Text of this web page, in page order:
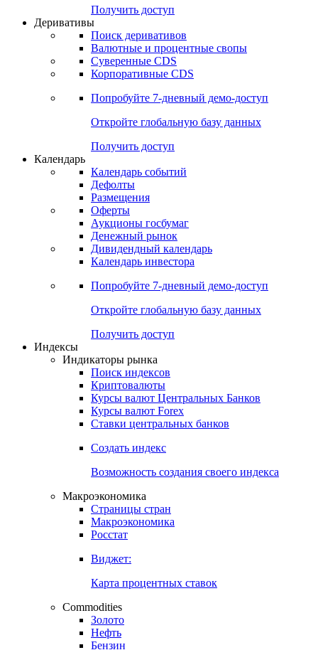
Попробуйте7-дневный
Откройте глобальную базу данных
Получить доступ
Деривативы
Валютные и процентные свопы
Корпоративные CDS
Попробуйте7-дневный
Откройте глобальную базу данных
Получить доступ
Календарь
Календарь событий
Дефолты
Размещения
Оферты
Денежный рынок
Календарь инвестора
Попробуйте7-дневный
Откройте глобальную базу данных
Получить доступ
Индикаторы рынка
Поиск индексов
Курсы валют Центральных Банков
Ставки центральных банков
Создать индекс
Возможность создания своего индекса
Страницы стран
Росстат
Виджет:
Карта процентных ставок